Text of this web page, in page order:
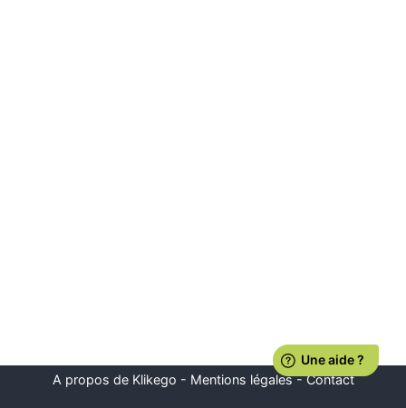
A propos de Klikego - Mentions légales-Contact